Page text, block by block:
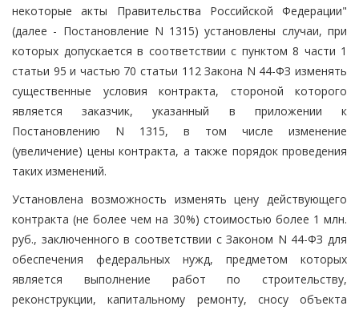
некоторые акты Правительства Российской Федерации"
(далее - Постановление N 1315) установлены случаи, при
которых допускается в соответствии с пунктом 8 части 1
статьи 95 и частью 70 статьи 112 Закона N 44-ФЗ изменять
существенные условия контракта, стороной которого
является заказчик, указанный в приложении к
Постановлению N 1315, в том числе изменение
(увеличение) цены контракта, а также порядок проведения
таких изменений.
Установлена возможность изменять цену действующего
контракта (не более чем на 30%) стоимостью более 1 млн.
руб., заключенного в соответствии с Законом N 44-ФЗ для
обеспечения федеральных нужд, предметом которых
является выполнение работ по строительству,
реконструкции, капитальному ремонту, сносу объекта